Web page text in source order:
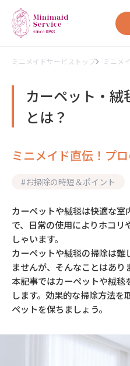
ミニメイドサービストップ ミニメ
カーペット・
とは？
ミニメイド直伝！プ
#お掃除の時短＆ポイント
カーペットや絨毯は快適な
で、日常の使用によりホコリ
しゃいます。
カーペットや絨毯の掃除は
ませんが、そんなことはあり
本記事ではカーペットや絨
します。効果的な掃除方法を
ペットを保ちましょう。